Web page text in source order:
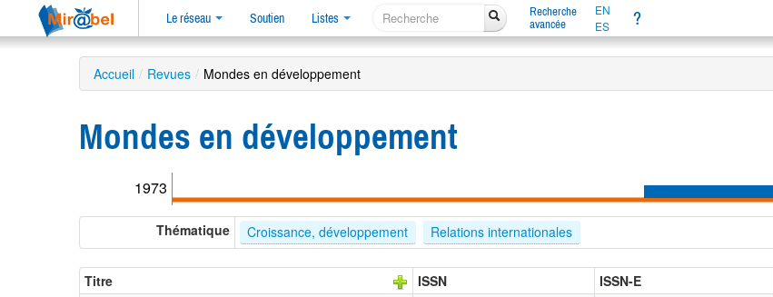
Le réseau Soutien Listes
Recherche
avancée
EN
ES
?
Accueil / Revues / Mondes en développement
Mondes en développement
1973
Thématique Croissance, développement Relations internationales
Titre ISSN ISSN-E